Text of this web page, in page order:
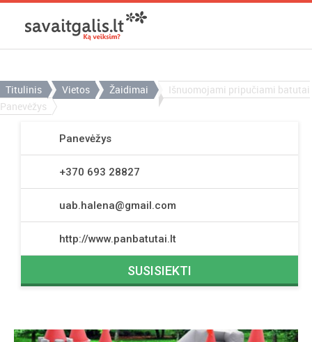
Titulinis Vietos Žaidimai
Išnuomojami pripučiami batutai
Panevėžys
Panevėžys
+370 693 28827
uab.halena@gmail.com
http://www.panbatutai.lt
SUSISIEKTI